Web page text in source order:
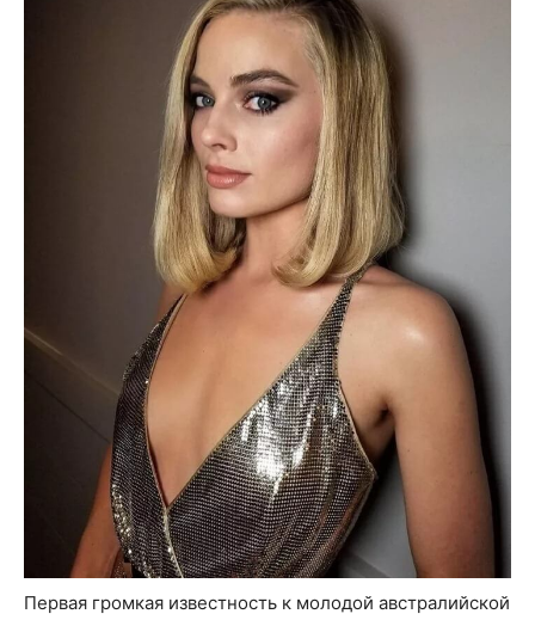
Первая громкая известность к молодой австралийской